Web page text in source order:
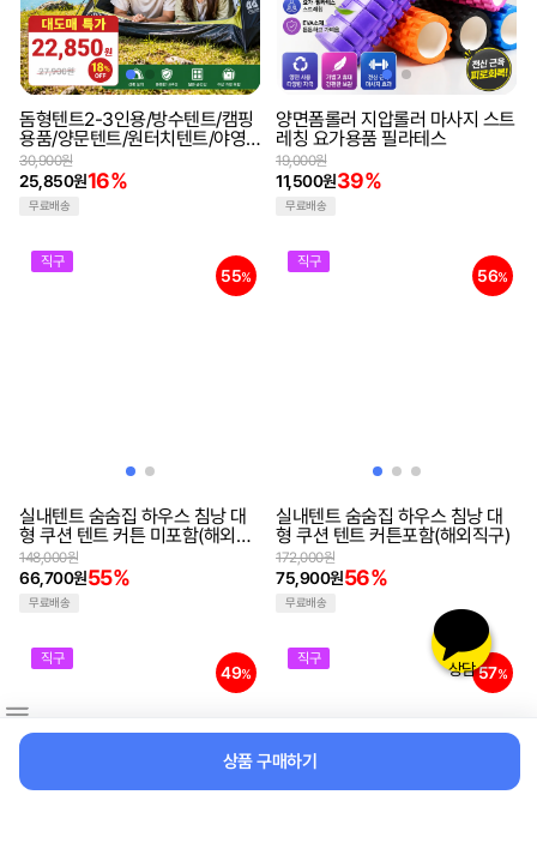
상담
상품 구매하기
돔형텐트2-3인용/방수텐트/캠핑
용품/양문텐트/원터치텐트/야영
텐트/그늘막텐트
25,850원16%
30,900원
무료배송
양면폼롤러 지압롤러 마사지 스트
레칭 요가용품 필라테스
11,500원39%
19,000원
무료배송
직구
55%
실내텐트 숨숨집 하우스 침낭 대
형 쿠션 텐트 커튼 미포함(해외직
구)
66,700원55%
148,000원
무료배송
직구
56%
실내텐트 숨숨집 하우스 침낭 대
형 쿠션 텐트 커튼포함(해외직구)
75,900원56%
172,000원
무료배송
직구
49%
직구
57%